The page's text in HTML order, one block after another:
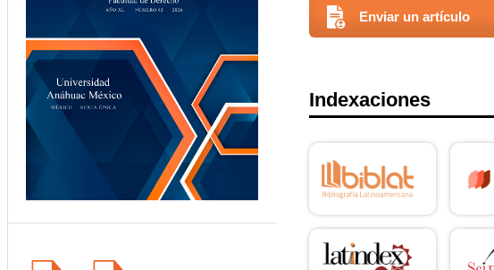
Enviar un artículo
Indexaciones